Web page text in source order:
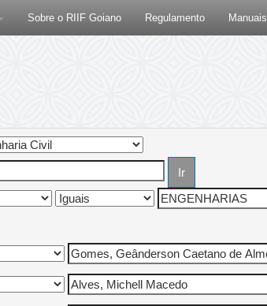
Sobre o RIIF Goiano Regulamento Manuais